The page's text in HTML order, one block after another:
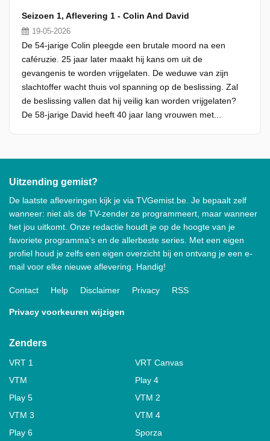
Seizoen 1, Aflevering 1 - Colin And David
19-05-2026
De 54-jarige Colin pleegde een brutale moord na een
caféruzie. 25 jaar later maakt hij kans om uit de
gevangenis te worden vrijgelaten. De weduwe van zijn
slachtoffer wacht thuis vol spanning op de beslissing. Zal
de beslissing vallen dat hij veilig kan worden vrijgelaten?
De 58-jarige David heeft 40 jaar lang vrouwen met...
Uitzending gemist?
De laatste afleveringen kijk je via TVGemist.be. Je bepaalt zelf
wanneer: niet als de TV-zender ze programmeert, maar wanneer
het jou uitkomt. Onze redactie houdt je op de hoogte van je
favoriete programma's en de allerbeste series. Met een eigen
profiel houd je zelfs een eigen overzicht bij en ontvang je een e-
mail voor elke nieuwe aflevering. Handig!
Contact Help Disclaimer Privacy RSS
Privacy voorkeuren wijzigen
Zenders
VRT 1
VRT Canvas
VTM
Play 4
Play 5
VTM 2
VTM 3
VTM 4
Play 6
Sporza